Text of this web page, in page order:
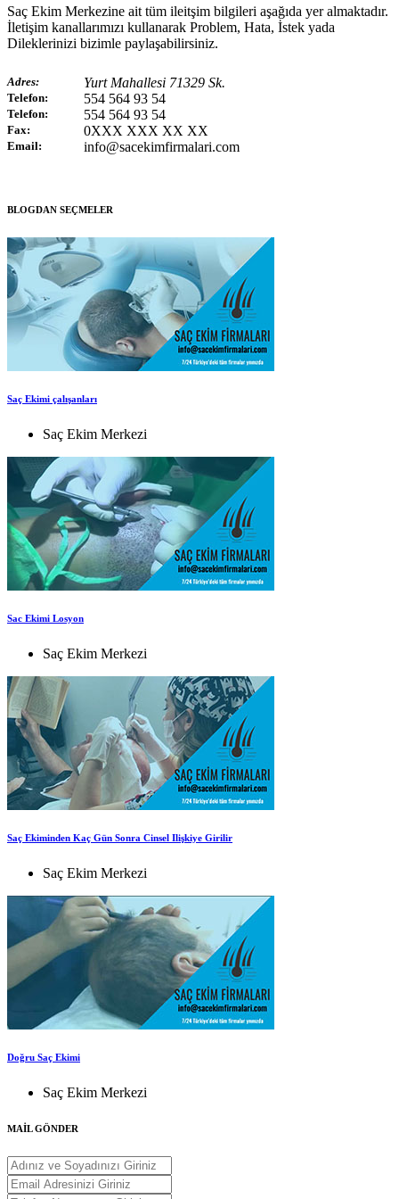
Saç Ekim Merkezine ait tüm ileitşim bilgileri aşağıda yer almaktadır.
İletişim kanallarımızı kullanarak Problem, Hata, İstek yada
Dileklerinizi bizimle paylaşabilirsiniz.
Adres: Yurt Mahallesi 71329 Sk.
Telefon: 554 564 93 54
Telefon: 554 564 93 54
Fax: 0XXX XXX XX XX
Email: info@sacekimfirmalari.com
BLOGDAN SEÇMELER
Saç Ekimi çalışanları
Saç Ekim Merkezi
Sac Ekimi Losyon
Saç Ekim Merkezi
Saç Ekiminden Kaç Gün Sonra Cinsel Ilişkiye Girilir
Saç Ekim Merkezi
Doğru Saç Ekimi
Saç Ekim Merkezi
MAİL GÖNDER